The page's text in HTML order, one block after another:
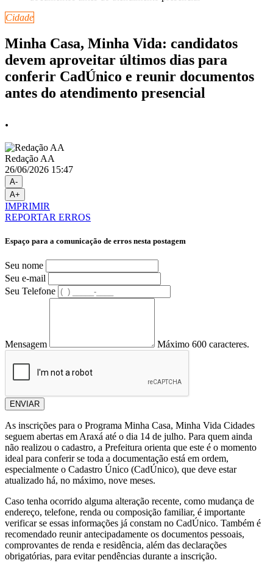
Cidade
Minha Casa, Minha Vida: candidatos
devem aproveitar últimos dias para
conferir CadÚnico e reunir documentos
antes do atendimento presencial
.
Redação AA
26/06/2026 15:47
A-
A+
IMPRIMIR
REPORTAR ERROS
Espaço para a comunicação de erros nesta postagem
Seu nome
Seu e-mail
Seu Telefone
Mensagem Máximo 600 caracteres.
ENVIAR
As inscrições para o Programa Minha Casa, Minha Vida Cidades
seguem abertas em Araxá até o dia 14 de julho. Para quem ainda
não realizou o cadastro, a Prefeitura orienta que este é o momento
ideal para conferir se toda a documentação está em ordem,
especialmente o Cadastro Único (CadÚnico), que deve estar
atualizado há, no máximo, nove meses.
Caso tenha ocorrido alguma alteração recente, como mudança de
endereço, telefone, renda ou composição familiar, é importante
verificar se essas informações já constam no CadÚnico. Também é
recomendado reunir antecipadamente os documentos pessoais,
comprovantes de renda e residência, além das declarações
obrigatórias, para evitar pendências durante a inscrição.